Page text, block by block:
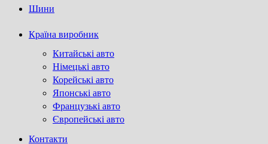
Шини
Країна виробник
Китайські авто
Німецькі авто
Корейські авто
Японські авто
Французькі авто
Європейські авто
Контакти